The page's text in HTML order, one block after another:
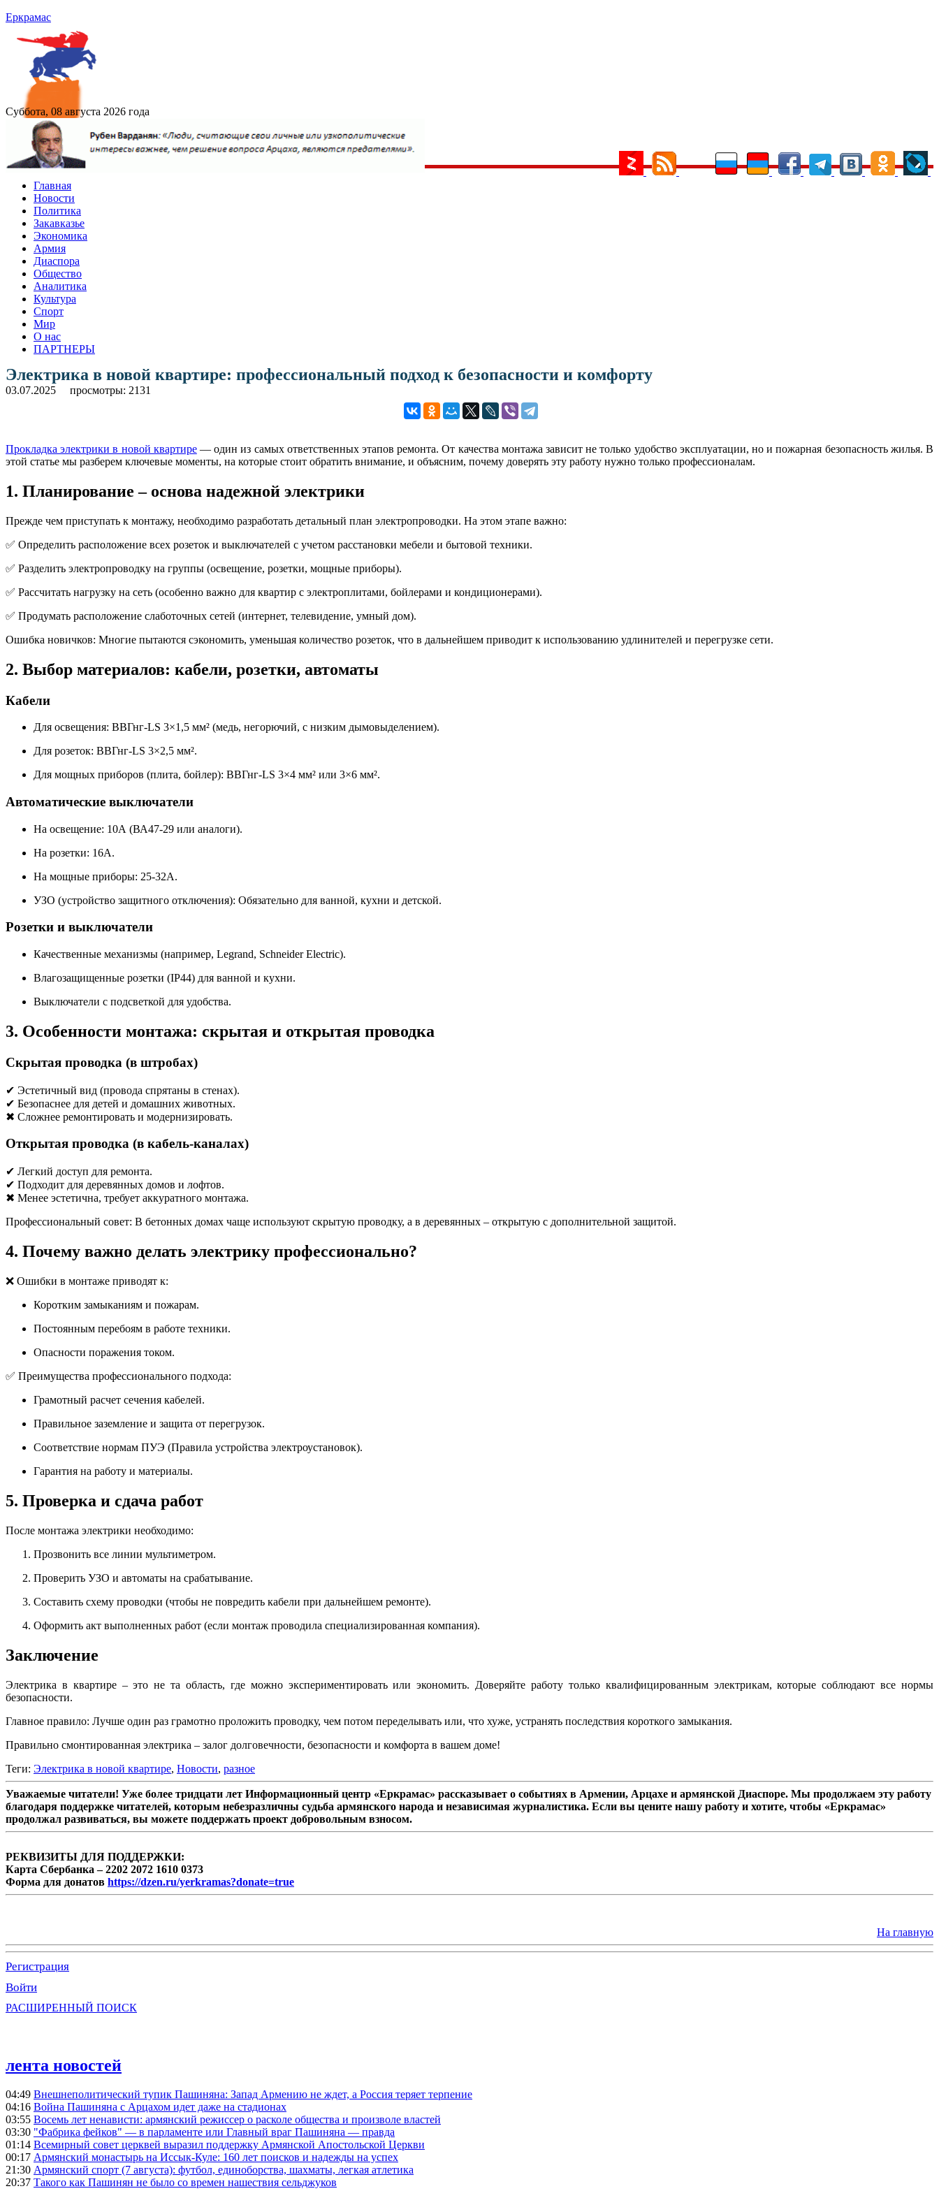
Еркрамас
Суббота, 08 августа 2026 года
Главная
Новости
Политика
Закавказье
Экономика
Армия
Диаспора
Общество
Аналитика
Культура
Спорт
Мир
О нас
ПАРТНЕРЫ
Электрика в новой квартире: профессиональный подход к безопасности и комфорту
03.07.2025 просмотры: 2131
Прокладка электрики в новой квартире— один из самых ответственных этапов ремонта. От качества монтажа зависит не только удобство эксплуатации, но и пожарная безопасность жилья. В
этой статье мы разберем ключевые моменты, на которые стоит обратить внимание, и объясним, почему доверять эту работу нужно только профессионалам.
1. Планирование – основа надежной электрики
Прежде чем приступать к монтажу, необходимо разработать детальный план электропроводки. На этом этапе важно:
✅ Определить расположение всех розеток и выключателей с учетом расстановки мебели и бытовой техники.
✅ Разделить электропроводку на группы (освещение, розетки, мощные приборы).
✅ Рассчитать нагрузку на сеть (особенно важно для квартир с электроплитами, бойлерами и кондиционерами).
✅ Продумать расположение слаботочных сетей (интернет, телевидение, умный дом).
Ошибка новичков: Многие пытаются сэкономить, уменьшая количество розеток, что в дальнейшем приводит к использованию удлинителей и перегрузке сети.
2. Выбор материалов: кабели, розетки, автоматы
Кабели
Для освещения: ВВГнг-LS 3×1,5 мм² (медь, негорючий, с низким дымовыделением).
Для розеток: ВВГнг-LS 3×2,5 мм².
Для мощных приборов (плита, бойлер): ВВГнг-LS 3×4 мм² или 3×6 мм².
Автоматические выключатели
На освещение: 10А (ВА47-29 или аналоги).
На розетки: 16А.
На мощные приборы: 25-32А.
УЗО (устройство защитного отключения): Обязательно для ванной, кухни и детской.
Розетки и выключатели
Качественные механизмы (например, Legrand, Schneider Electric).
Влагозащищенные розетки (IP44) для ванной и кухни.
Выключатели с подсветкой для удобства.
3. Особенности монтажа: скрытая и открытая проводка
Скрытая проводка (в штробах)
✔ Эстетичный вид (провода спрятаны в стенах).
✔ Безопаснее для детей и домашних животных.
✖ Сложнее ремонтировать и модернизировать.
Открытая проводка (в кабель-каналах)
✔ Легкий доступ для ремонта.
✔ Подходит для деревянных домов и лофтов.
✖ Менее эстетична, требует аккуратного монтажа.
Профессиональный совет: В бетонных домах чаще используют скрытую проводку, а в деревянных – открытую с дополнительной защитой.
4. Почему важно делать электрику профессионально?
❌ Ошибки в монтаже приводят к:
Коротким замыканиям и пожарам.
Постоянным перебоям в работе техники.
Опасности поражения током.
✅ Преимущества профессионального подхода:
Грамотный расчет сечения кабелей.
Правильное заземление и защита от перегрузок.
Соответствие нормам ПУЭ (Правила устройства электроустановок).
Гарантия на работу и материалы.
5. Проверка и сдача работ
После монтажа электрики необходимо:
Прозвонить все линии мультиметром.
Проверить УЗО и автоматы на срабатывание.
Составить схему проводки (чтобы не повредить кабели при дальнейшем ремонте).
Оформить акт выполненных работ (если монтаж проводила специализированная компания).
Заключение
Электрика в квартире – это не та область, где можно экспериментировать или экономить. Доверяйте работу только квалифицированным электрикам, которые соблюдают все нормы
безопасности.
Главное правило: Лучше один раз грамотно проложить проводку, чем потом переделывать или, что хуже, устранять последствия короткого замыкания.
Правильно смонтированная электрика – залог долговечности, безопасности и комфорта в вашем доме!
Теги: Электрика в новой квартире, Новости, разное
Уважаемые читатели! Уже более тридцати лет Информационный центр «Еркрамас» рассказывает о событиях в Армении, Арцахе и армянской Диаспоре. Мы продолжаем эту работу
благодаря поддержке читателей, которым небезразличны судьба армянского народа и независимая журналистика. Если вы цените нашу работу и хотите, чтобы «Еркрамас»
продолжал развиваться, вы можете поддержать проект добровольным взносом.
РЕКВИЗИТЫ ДЛЯ ПОДДЕРЖКИ:
Карта Сбербанка – 2202 2072 1610 0373
Форма для донатов https://dzen.ru/yerkramas?donate=true
На главную
Регистрация
Войти
РАСШИРЕННЫЙ ПОИСК
лента новостей
04:49 Внешнеполитический тупик Пашиняна: Запад Армению не ждет, а Россия теряет терпение
04:16 Война Пашиняна с Арцахом идет даже на стадионах
03:55 Восемь лет ненависти: армянский режиссер о расколе общества и произволе властей
03:30 "Фабрика фейков" — в парламенте или Главный враг Пашиняна — правда
01:14 Всемирный совет церквей выразил поддержку Армянской Апостольской Церкви
00:17 Армянский монастырь на Иссык-Куле: 160 лет поисков и надежды на успех
21:30 Армянский спорт (7 августа): футбол, единоборства, шахматы, легкая атлетика
20:37 Такого как Пашинян не было со времен нашествия сельджуков